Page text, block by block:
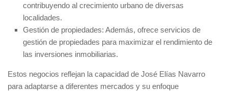
contribuyendo al crecimiento urbano de diversas
localidades.
Gestión de propiedades: Además, ofrece servicios de
gestión de propiedades para maximizar el rendimiento de
las inversiones inmobiliarias.
Estos negocios reflejan la capacidad de José Elías Navarro
para adaptarse a diferentes mercados y su enfoque